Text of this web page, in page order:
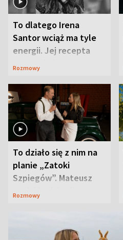
To dlatego Irena
Santor wciąż ma tyle
energii. Jej recepta
jest zaskakująco
Rozmowy
To działo się z nim na
planie „Zatoki
Szpiegów”. Mateusz
Janicki odsłonił
Rozmowy